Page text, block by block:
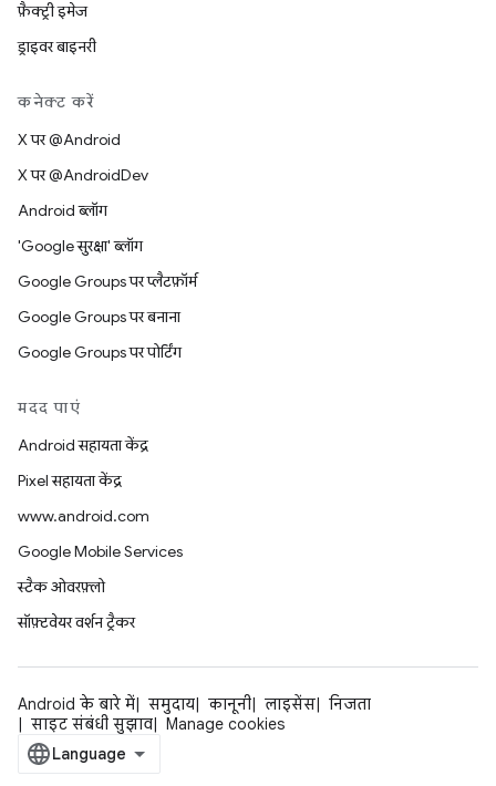
फ़ैक्ट्री इमेज
ड्राइवर बाइनरी
कनेक्ट करें
X पर @Android
X पर @AndroidDev
Android ब्लॉग
'Google सुरक्षा' ब्लॉग
Google Groups पर प्लैटफ़ॉर्म
Google Groups पर बनाना
Google Groups पर पोर्टिंग
मदद पाएं
Android सहायता केंद्र
Pixel सहायता केंद्र
www.android.com
Google Mobile Services
स्टैक ओवरफ़्लो
सॉफ़्टवेयर वर्शन ट्रैकर
Android के बारे में समुदाय कानूनी लाइसेंस
निजता
साइट संबंधी सुझाव
Manage cookies